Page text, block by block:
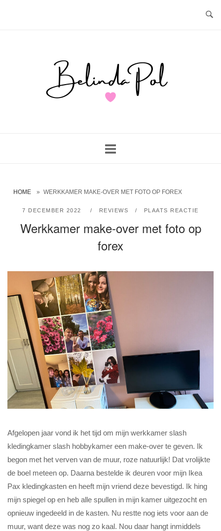
HOME » WERKKAMER MAKE-OVER MET FOTO OP FOREX
7 DECEMBER 2022 REVIEWS PLAATS REACTIE
Werkkamer make-over met foto op
forex
Afgelopen jaar vond ik het tijd om mijn werkkamer slash
kledingkamer slash hobbykamer een make-over te geven. Ik
begon met het verven van de muur, roze natuurlijk! Dat vrolijkte
de boel meteen op. Daarna bestelde ik deuren voor mijn Ikea
Pax kledingkasten en heeft mijn vriend deze bevestigd. Ik hing
mijn spiegel op en heb alle spullen in mijn kamer uitgezocht en
opnieuw ingedeeld in de kasten. Nu restte nog iets voor aan de
muur, want deze was nog zo kaal. Nou daar hangt inmiddels